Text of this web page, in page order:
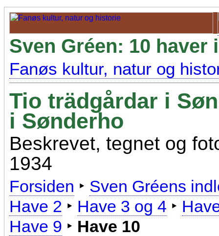
Sven Gréen: 10 haver
Fanøs kultur, natur og
Tio trädgårdar i
i Sønderho
Beskrevet, tegnet og
1934
Forsiden ‣ Sven Gréens
Have 2 ‣ Have 3 og 4 ‣
Have 9 ‣ Have 10